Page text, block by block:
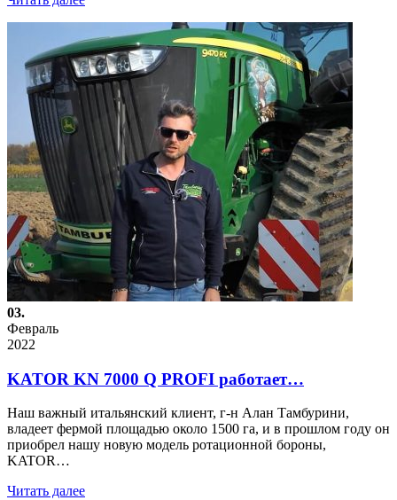
03.
Февраль
2022
KATOR KN 7000 Q PROFI работает…
Наш важный итальянский клиент, г-н Алан Тамбурини,
владеет фермой площадью около 1500 га, и в прошлом году он
приобрел нашу новую модель ротационной бороны,
KATOR…
Читать далее